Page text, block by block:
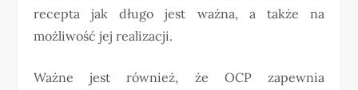
recepta jak długo jest ważna, a także na
możliwość jej realizacji.
Ważne jest również, że OCP zapewnia